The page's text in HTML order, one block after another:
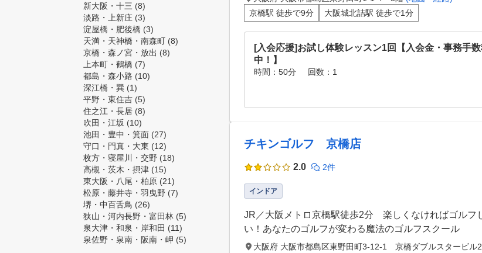
新大阪・十三 (8)
淡路・上新庄 (3)
淀屋橋・肥後橋 (3)
天満・天神橋・南森町 (8)
京橋・森ノ宮・放出 (8)
上本町・鶴橋 (7)
都島・森小路 (10)
深江橋・巽 (1)
平野・東住吉 (5)
住之江・長居 (8)
吹田・江坂 (10)
池田・豊中・箕面 (27)
守口・門真・大東 (12)
枚方・寝屋川・交野 (18)
高槻・茨木・摂津 (15)
東大阪・八尾・柏原 (21)
松原・藤井寺・羽曳野 (7)
堺・中百舌鳥 (26)
狭山・河内長野・富田林 (5)
泉大津・和泉・岸和田 (11)
泉佐野・泉南・阪南・岬 (5)
京橋駅 徒歩で9分
大阪城北詰駅 徒歩で1分
[入会応援]お試し体験レッスン1回【入会金・事務手
中！】
時間：50分 回数：1
チキンゴルフ 京橋店
2.0 2件
インドア
JR／大阪メトロ京橋駅徒歩2分 楽しくなければゴルフ
い！あなたのゴルフが変わる魔法のゴルフスクール
大阪府 大阪市都島区東野田町3-12-1 京橋ダブルスタービ